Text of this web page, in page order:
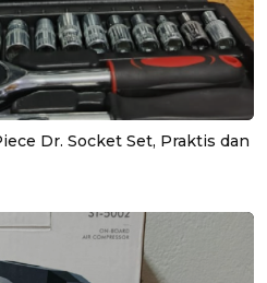
Dr. Socket Set, Praktis dan